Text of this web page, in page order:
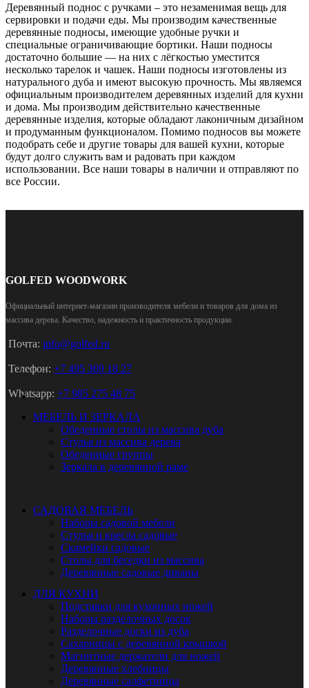
Деревянный поднос с ручками – это незаменимая вещь для
сервировки и подачи еды. Мы производим качественные
деревянные подносы, имеющие удобные ручки и
специальные ограничивающие бортики. Наши подносы
достаточно большие — на них с лёгкостью уместится
несколько тарелок и чашек. Наши подносы изготовлены из
натурального дуба и имеют высокую прочность. Мы являемся
официальным производителем деревянных изделий для кухни
и дома. Мы производим действительно качественные
деревянные изделия, которые обладают лаконичным дизайном
и продуманным функционалом. Помимо подносов вы можете
подобрать себе и другие товары для вашей кухни, которые
будут долго служить вам и радовать при каждом
использовании. Все наши товары в наличии и отправляют по
все России.
GOLFED WOODWORK
Официальный интернет-магазин производителя мебели и товаров для дома из
массива дерева. Качество, надежность и практичность продукции.
Почта: info@golfed.ru
Телефон: +7 495 369 18 27
Whatsapp: +7 985 275 48 75
МЕБЕЛЬ И ЗЕРКАЛА
Обеденные столы из массива дуба
Стулья из массива дерева
Обеденные группы
Зеркала в деревянной раме
САДОВАЯ МЕБЕЛЬ
Наборы садовой мебели
Стулья и кресла садовые
Скамейки садовые
Столы для беседки из массива
Деревянные садовые диваны
ДЛЯ КУХНИ
Подставки для кухонных ножей
Наборы разделочных досок
Разделочные доски из дуба
Сахарницы с деревянной крышкой
Магнитные держатели для ножей
Деревянные хлебницы
Деревянные салфетницы